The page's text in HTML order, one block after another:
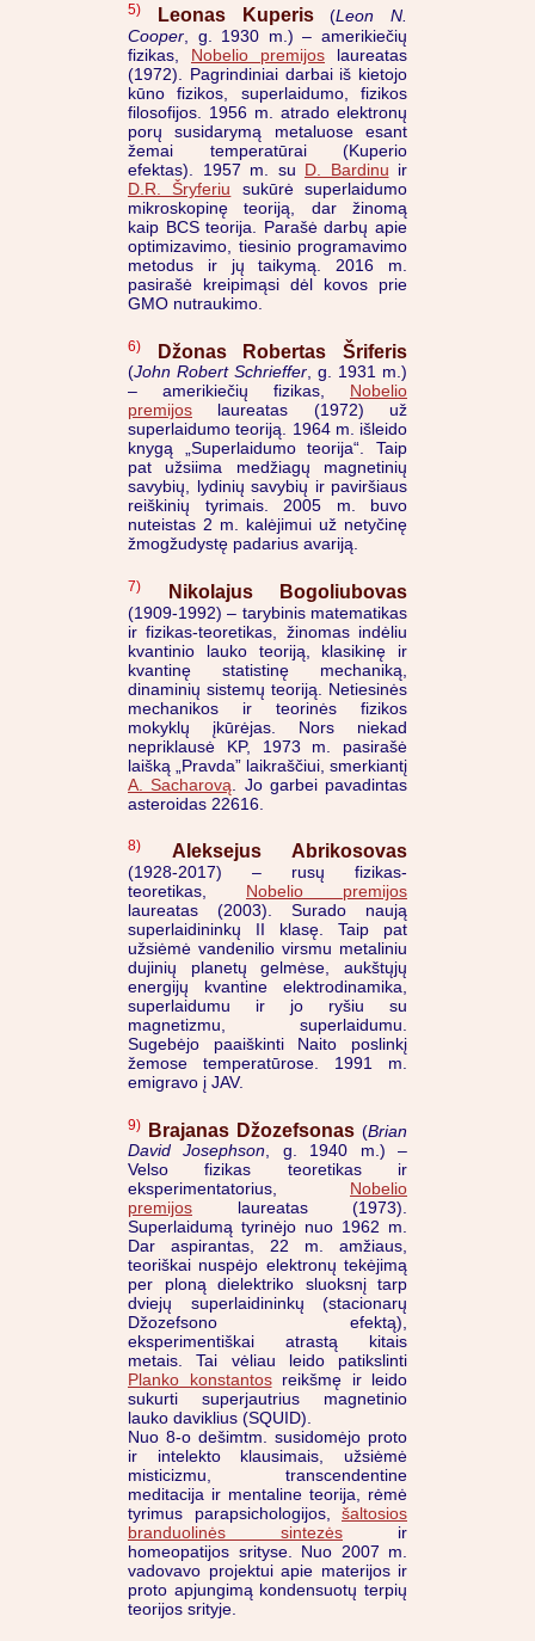
5) Leonas Kuperis(Leon N.
Cooper , g. 1930 m.) – amerikiečių
fizikas, Nobelio premijos laureatas
(1972). Pagrindiniai darbai iš kietojo
kūno fizikos, superlaidumo, fizikos
filosofijos. 1956 m. atrado elektronų
porų susidarymą metaluose esant
žemai temperatūrai (Kuperio
efektas). 1957 m. su D. Bardinu ir
D.R. Šryferiu sukūrė superlaidumo
mikroskopinę teoriją, dar žinomą
kaip BCS teorija. Parašė darbų apie
optimizavimo, tiesinio programavimo
metodus ir jų taikymą. 2016 m.
pasirašė kreipimąsi dėl kovos prie
GMO nutraukimo.
6) Džonas Robertas Šriferis
(John Robert Schrieffer, g. 1931 m.)
– amerikiečių fizikas, Nobelio
premijos laureatas (1972) už
superlaidumo teoriją. 1964 m. išleido
knygą „Superlaidumo teorija“. Taip
pat užsiima medžiagų magnetinių
savybių, lydinių savybių ir paviršiaus
reiškinių tyrimais. 2005 m. buvo
nuteistas 2 m. kalėjimui už netyčinę
žmogžudystę padarius avariją.
7) Nikolajus Bogoliubovas
(1909-1992) – tarybinis matematikas
ir fizikas-teoretikas, žinomas indėliu
kvantinio lauko teoriją, klasikinę ir
kvantinę statistinę mechaniką,
dinaminių sistemų teoriją. Netiesinės
mechanikos ir teorinės fizikos
mokyklų įkūrėjas. Nors niekad
nepriklausė KP, 1973 m. pasirašė
laišką „Pravda” laikraščiui, smerkiantį
A. Sacharovą . Jo garbei pavadintas
asteroidas 22616.
8) Aleksejus Abrikosovas
(1928-2017) – rusų fizikas-
teoretikas, Nobelio premijos
laureatas (2003). Surado naują
superlaidininkų II klasę. Taip pat
užsiėmė vandenilio virsmu metaliniu
dujinių planetų gelmėse, aukštųjų
energijų kvantine elektrodinamika,
superlaidumu ir jo ryšiu su
magnetizmu, superlaidumu.
Sugebėjo paaiškinti Naito poslinkį
žemose temperatūrose. 1991 m.
emigravo į JAV.
9) Brajanas Džozefsonas (Brian
David Josephson, g. 1940 m.) –
Velso fizikas teoretikas ir
eksperimentatorius, Nobelio
premijos laureatas (1973).
Superlaidumą tyrinėjo nuo 1962 m.
Dar aspirantas, 22 m. amžiaus,
teoriškai nuspėjo elektronų tekėjimą
per ploną dielektriko sluoksnį tarp
dviejų superlaidininkų (stacionarų
Džozefsono efektą),
eksperimentiškai atrastą kitais
metais. Tai vėliau leido patikslinti
Planko konstantosreikšmę ir leido
sukurti superjautrius magnetinio
lauko daviklius (SQUID).
Nuo 8-o dešimtm. susidomėjo proto
ir intelekto klausimais, užsiėmė
misticizmu, transcendentine
meditacija ir mentaline teorija, rėmė
tyrimus parapsichologijos, šaltosios
branduolinės sintezės ir
homeopatijos srityse. Nuo 2007 m.
vadovavo projektui apie materijos ir
proto apjungimą kondensuotų terpių
teorijos srityje.